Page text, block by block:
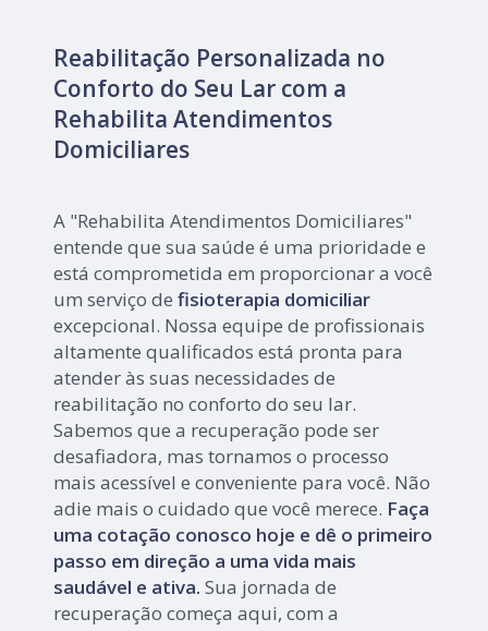
Reabilitação Personalizada no
Conforto do Seu Lar com a
Rehabilita Atendimentos
Domiciliares
A "Rehabilita Atendimentos Domiciliares"
entende que sua saúde é uma prioridade e
está comprometida em proporcionar a você
um serviço defisioterapia domiciliar
excepcional. Nossa equipe de profissionais
altamente qualificados está pronta para
atender às suas necessidades de
reabilitação no conforto do seu lar.
Sabemos que a recuperação pode ser
desafiadora, mas tornamos o processo
mais acessível e conveniente para você. Não
adie mais o cuidado que você merece. Faça
uma cotação conosco hoje e dê o primeiro
passo em direção a uma vida mais
saudável e ativa. Sua jornada de
recuperação começa aqui, com a